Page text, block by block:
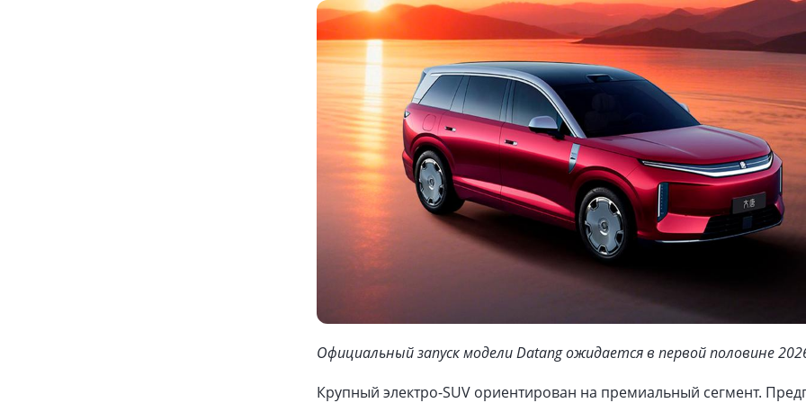
Официальный запуск модели Datang ожидается в первой половине
Крупный электро-SUV ориентирован на премиальный сегмент.